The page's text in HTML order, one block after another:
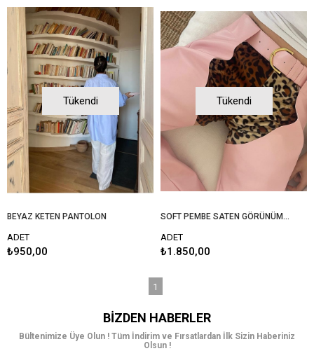
Tükendi
BEYAZ KETEN PANTOLON
ADET
₺950,00
Tükendi
SOFT PEMBE SATEN GÖRÜNÜMLÜ VEGAN DERİ CHAPS PANTOLON
ADET
₺1.850,00
1
BIZDEN HABERLER
Bültenimize Üye Olun ! Tüm İndirim ve Fırsatlardan İlk Sizin Haberiniz
Olsun !